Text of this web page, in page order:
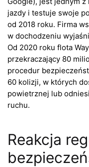
jazdy i testuje swoje
od 2018 roku. Firma
w dochodzeniu
Od 2020 roku flota
przekraczający 80
procedur
60 kolizji, w których
powietrznej lub
ruchu.
Reakcja